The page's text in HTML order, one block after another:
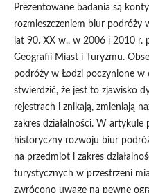
Prezentowane badania są
rozmieszczeniem biur podróży
lat 90. XX w., w 2006 i 2010 r.
Geografii Miast i Turyzmu.
podróży w Łodzi poczynione
stwierdzić, że jest to zjawisko
rejestrach i znikają, zmieniają
zakres działalności. W
historyczny rozwoju biur
na przedmiot i zakres
turystycznych w przestrzeni
zwrócono uwagę na pewne